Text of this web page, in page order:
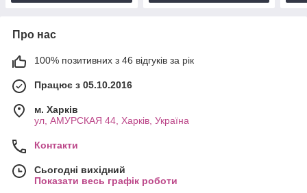
Про нас
100% позитивних з 46 відгуків за рік
Працює з 05.10.2016
м. Харків
ул, АМУРСКАЯ 44, Харків, Україна
Контакти
Сьогодні вихідний
Показати весь графік роботи